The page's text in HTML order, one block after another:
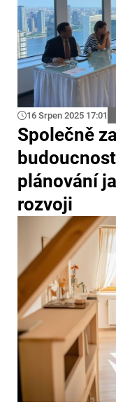
16 Srpen 2025 17:01
Společně
plánování
rozvoji